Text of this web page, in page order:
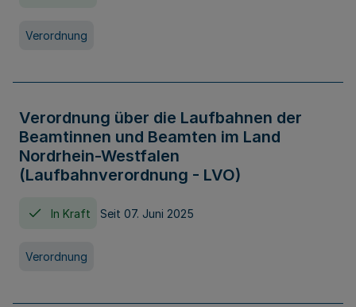
Verordnung
Verordnung über die Laufbahnen der
Beamtinnen und Beamten im Land
Nordrhein-Westfalen
(Laufbahnverordnung - LVO)
In Kraft Seit 07. Juni 2025
Verordnung